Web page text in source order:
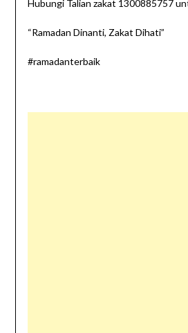
Hubungi Talian zakat 1300885757
“Ramadan Dinanti, Zakat Dihati”
#ramadanterbaik